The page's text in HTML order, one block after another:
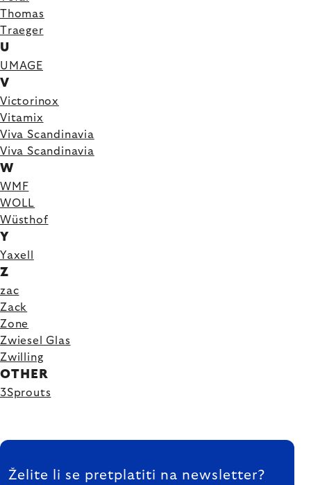
Thomas
Traeger
U
UMAGE
V
Victorinox
Vitamix
Viva Scandinavia
Viva Scandinavia
W
WMF
WOLL
Wüsthof
Y
Yaxell
Z
zac
Zack
Zone
Zwiesel Glas
Zwilling
OTHER
3Sprouts
FOOTER
Želite li se pretplatiti na newsletter?